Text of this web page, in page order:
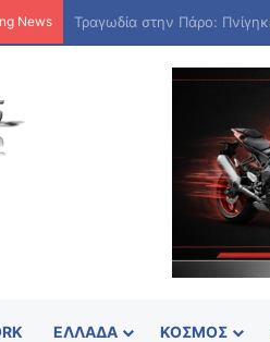
News
ΕΛΛΆΔΑ ΚΌΣΜΟΣ